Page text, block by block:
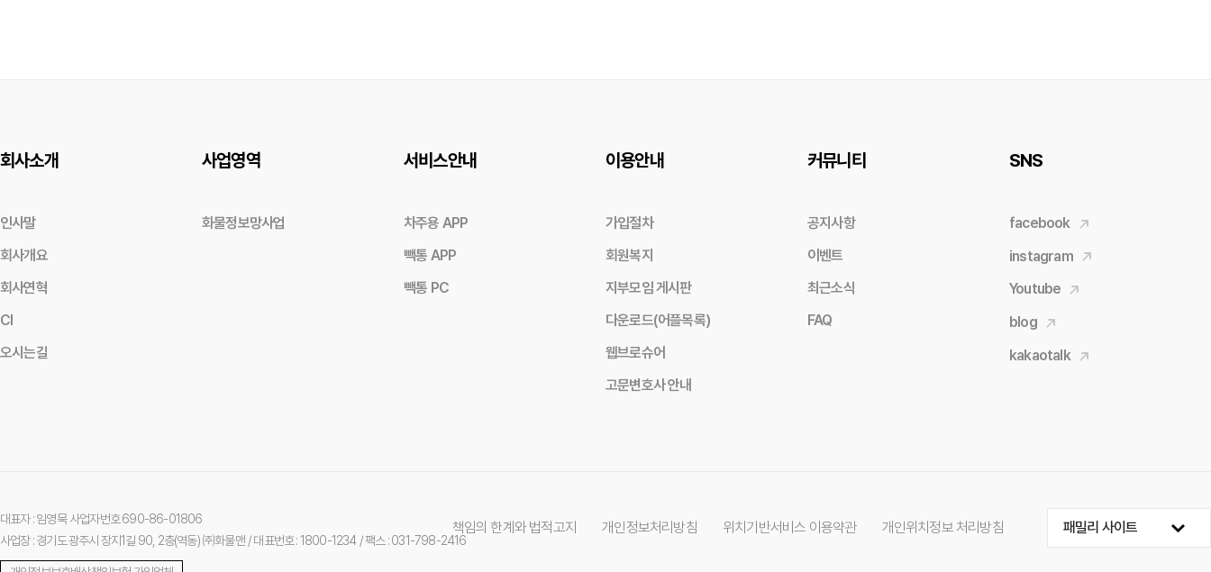
회사소개
인사말
회사개요
회사연혁
CI
오시는길
사업영역
화물정보망사업
서비스안내
차주용 APP
빽통 APP
빽통 PC
이용안내
가입절차
회원복지
지부모임 게시판
다운로드(어플목록)
웹브로슈어
고문변호사 안내
커뮤니티
공지사항
이벤트
최근소식
FAQ
SNS
facebook
instagram
Youtube
blog
kakaotalk
대표자 : 임영묵 사업자번호 690-86-01806
사업장 : 경기도 광주시 장지1길 90, 2층(역동) ㈜화물맨 / 대표번호 : 1800-1234 / 팩스 : 031-798-2416
책임의 한계와 법적고지 개인정보처리방침 위치기반서비스 이용약관 개인위치정보 처리방침